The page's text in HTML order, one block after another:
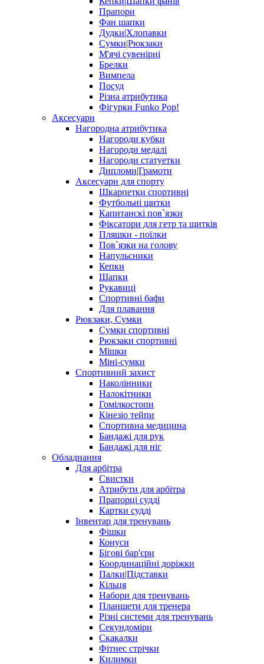
Прапори
Фан шапки
Дудки|Хлопавки
Сумки|Рюкзаки
М'ячі сувенірні
Брелки
Вимпела
Посуд
Різна атрибутика
Фігурки Funko Pop!
Аксесуари
Нагородна атрибутика
Нагороди кубки
Нагороди медалі
Нагороди статуетки
Дипломи|Грамоти
Аксесуари для спорту
Шкарпетки спортивні
Футбольні щитки
Капитанскі пов`язки
Фіксатори для гетр та щитків
Пляшки - поїлки
Пов`язки на голову
Напульсники
Кепки
Шапки
Рукавиці
Спортивні бафи
Для плавання
Рюкзаки, Сумки
Сумки спортивні
Рюкзаки спортивні
Мішки
Міні-сумки
Спортивний захист
Наколінники
Налокітники
Гомілкостопи
Кінезіо тейпи
Спортивна медицина
Бандажі для рук
Бандажі для ніг
Обладнання
Для арбітра
Свистки
Атрибути для арбітра
Прапорці судді
Картки судді
Інвентар для тренувань
Фішки
Конуси
Бігові бар'єри
Координаційні доріжки
Палки|Підставки
Кільця
Набори для тренувань
Планшети для тренера
Різні системи для тренувань
Секундоміри
Скакалки
Фітнес стрічки
Килимки